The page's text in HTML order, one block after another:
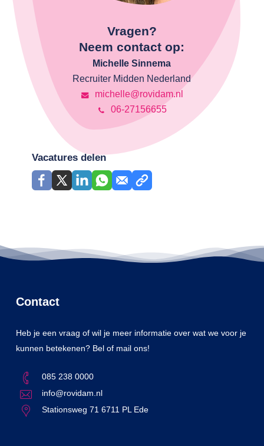
Vragen?
Neem contact op:
Michelle Sinnema
Recruiter Midden Nederland
michelle@rovidam.nl
06-27156655
Vacatures delen
Contact
Heb je een vraag of wil je meer informatie over wat we voor je
kunnen betekenen? Bel of mail ons!
085 238 0000
info@rovidam.nl
Stationsweg 71 6711 PL Ede